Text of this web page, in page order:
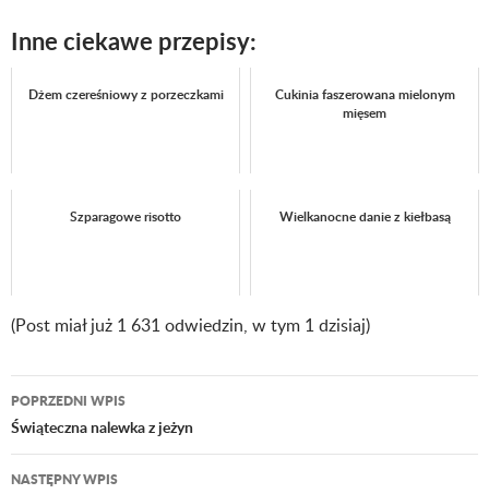
Inne ciekawe przepisy:
Dżem czereśniowy z porzeczkami
Cukinia faszerowana mielonym
mięsem
Szparagowe risotto Wielkanocne danie z kiełbasą
(Post miał już 1 631 odwiedzin, w tym 1 dzisiaj)
Nawigacja
wpisu
POPRZEDNI WPIS
Świąteczna nalewka z jeżyn
NASTĘPNY WPIS